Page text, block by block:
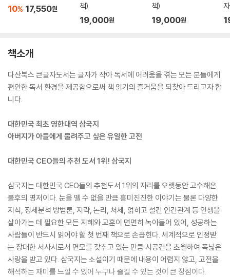
10% 17,550원
책)
19,000원
책)
19,000원
책소개
다산북스 큰글자도서는 글자가 작아 독서에 어려움을 겪는 모든 분들에게
편안한 독서 환경을 제공함으로써 책 읽기의 즐거움을 되찾아 드리고자 합
니다.
대한민국 최초 영한대역 삼국지
아버지가 아들에게 물려주고 싶은 유일한 고전
대한민국 CEO들의 추천 도서 1위! 삼국지
삼국지는 대한민국 CEO들의 추천도서 1위의 자리를 오랫동안 고수해온
불후의 명저이다. 눈을 뗄 수 없을 만큼 흥미진진한 이야기는 물론 다양한
지식, 정세분석 방법론, 지략, 논리, 처세, 얽히고 설킨 인간관계 등 인생을
살아가는 데 필요한 모든 지혜와 교훈이 면면히 녹아들어 있어, 성공하는
사람들이 반드시 읽어야 할 첫 번째 책으로 손꼽힌다. 세계적으로 인정받
는 장대한 서사시로서 면모를 갖추고 있는 만큼 시공간을 초월하여 폭넓은
사랑을 받고 있다. 삼국지는 소설이기 때문에 내용이 어렵지 않고, 고전을
해석하는 재미를 느낄 수 있어 누구나 즐길 수 있는 것이 큰 장점이다.